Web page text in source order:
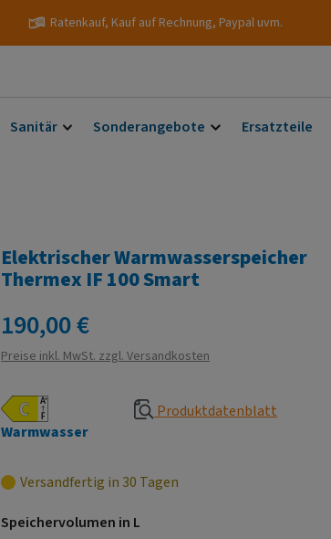
Ratenkauf, Kauf auf Rechnung, Paypal uvm.
Sanitär Sonderangebote Ersatzteile
Elektrischer Warmwasserspeicher
Thermex IF 100 Smart
Regulärer Preis:
190,00 €
Preise inkl. MwSt. zzgl. Versandkosten
Warmwasser
Produktdatenblatt
Versandfertig in 30 Tagen
Speichervolumen in L